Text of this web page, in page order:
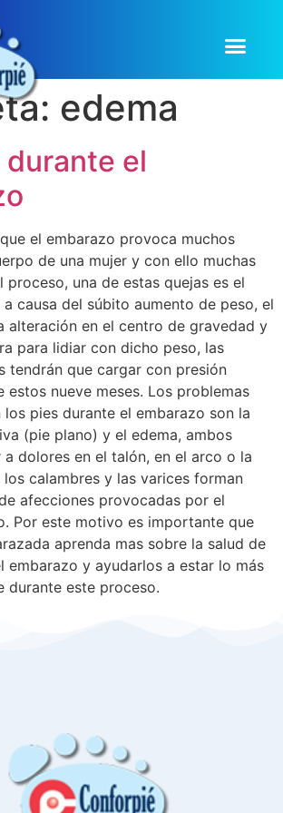
edema
durante el
el embarazo provoca muchos
de una mujer y con ello muchas
proceso, una de estas quejas es el
causa del súbito aumento de peso, el
alteración en el centro de gravedad y
para lidiar con dicho peso, las
tendrán que cargar con presión
estos nueve meses. Los problemas
los pies durante el embarazo son la
(pie plano) y el edema, ambos
dolores en el talón, en el arco o la
calambres y las varices forman
afecciones provocadas por el
Por este motivo es importante que
aprenda mas sobre la salud de
embarazo y ayudarlos a estar lo más
durante este proceso.